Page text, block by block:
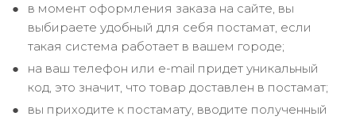
в момент оформления заказа на сайте, вы
выбираете удобный для себя постамат, если
такая система работает в вашем городе;
на ваш телефон или e-mail придет уникальный
код, это значит, что товар доставлен в постамат;
вы приходите к постамату, вводите полученный